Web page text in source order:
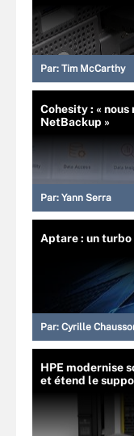
Par: Tim McCarthy
Cohesity : «
NetBackup »
Par: Yann Serra
Aptare : un
Par: Cyrille
HPE modernise
et étend le